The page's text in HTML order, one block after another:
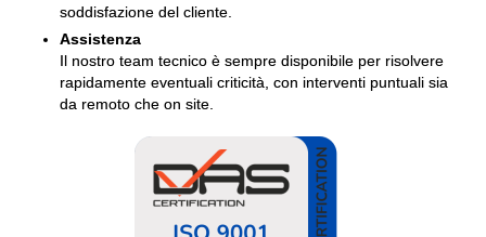
soddisfazione del cliente.
Assistenza
Il nostro team tecnico è sempre disponibile per risolvere
rapidamente eventuali criticità, con interventi puntuali sia
da remoto che on site.